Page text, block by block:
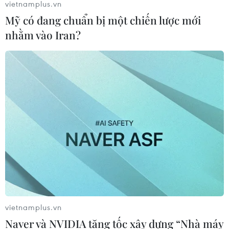
Bão Dolphin càn quét các đảo miền
Nam Nhật Bản, sân bay Okinawa
phải đóng cửa
07/08/2026 09:10
Thái Lan: Ôtô lao vào trung tâm
chăm sóc trẻ làm khoảng nạn nhân
bị thương
07/08/2026 08:13
Thủ tướng Thái Lan chỉ đạo khẩn sau
vụ xả súng tại trường học
07/08/2026 06:37
vietnamplus.vn
Mỹ có đang chuẩn bị một chiến lược mới
nhằm vào Iran?
vietnamplus.vn
Naver và NVIDIA tăng tốc xây dựng “Nhà máy